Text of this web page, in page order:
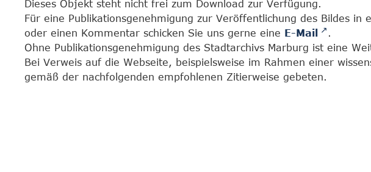
Dieses Objekt steht nicht frei zum Download zur Verfügung.
Für eine Publikationsgenehmigung zur Veröffentlichung des Bildes
oder einen Kommentar schicken Sie uns gerne eine E-Mail
.
Ohne Publikationsgenehmigung des Stadtarchivs Marburg ist eine
Bei Verweis auf die Webseite, beispielsweise im Rahmen einer
gemäß der nachfolgenden empfohlenen Zitierweise gebeten.